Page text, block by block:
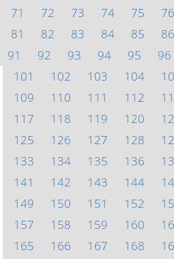
71
72 73 74 75 76
81
82 83 84 85 86
91
92 93 94 95 96
101
102 103 104
109
110 111 112
117
118 119 120
125
126 127 128
133
134 135 136
141
142 143 144
149
150 151 152
157
158 159 160
165
166 167 168